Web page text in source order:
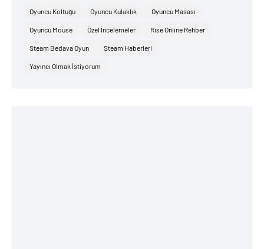
Oyuncu Koltuğu Oyuncu Kulaklık Oyuncu Masası
Oyuncu Mouse Özel İncelemeler Rise Online Rehber
Steam Bedava Oyun Steam Haberleri
Yayıncı Olmak İstiyorum